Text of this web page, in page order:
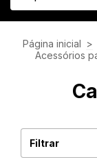
Página inicial >
Acessórios
Filtrar